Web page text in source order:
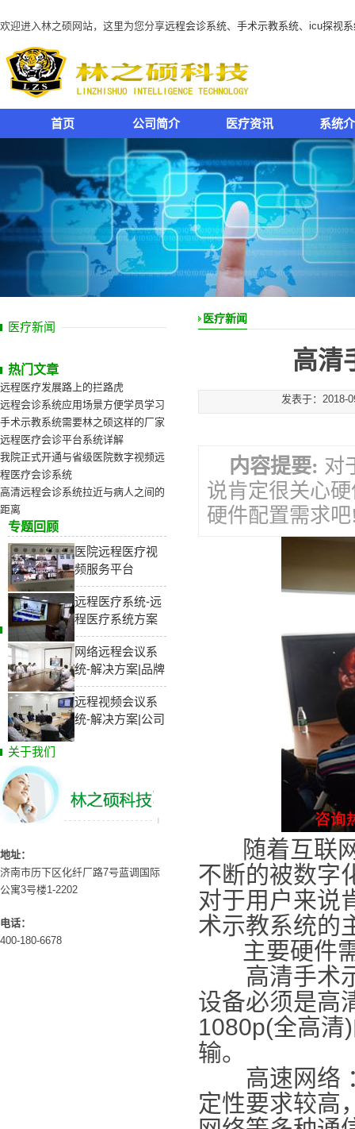
欢迎进入林之硕网站，这里为您分享远程会诊系统、 手术示教系统、 icu探视
首页 公司简介 医疗资讯 系统
医疗新闻
高清
发表于：
内容提要: 对
说肯定很关心
硬件配置需求
随着互联网
不断的被数字
对于用户来说
术示教系统的
主要硬件需
高清手术示
设备必须是高
1080p(全高清
输。
高速网络 ：
定性要求较高
医疗新闻
热门文章
远程医疗发展路上的拦路虎
远程会诊系统应用场景方便学员学习
手术示教系统需要林之硕这样的厂家
远程医疗会诊平台系统详解
我院正式开通与省级医院数字视频远
程医疗会诊系统
高清远程会诊系统拉近与病人之间的
距离
专题回顾
医院远程医疗视
频服务平台
远程医疗系统-远
程医疗系统方案
网络远程会议系
统-解决方案|品牌
远程视频会议系
统-解决方案|公司
关于我们
地址：
济南市历下区化纤厂路7号蓝调国际
公寓3号楼1-2202
电话：
400-180-6678